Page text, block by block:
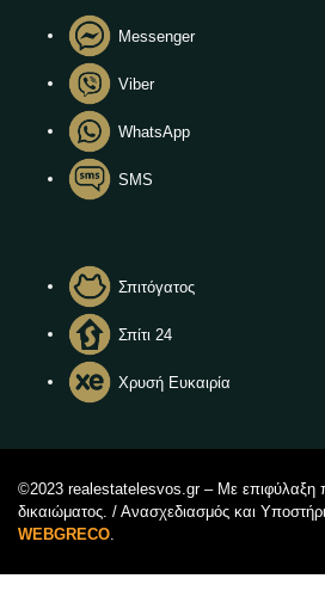
Messenger
Viber
WhatsApp
SMS
Σπιτόγατος
Σπίτι 24
Χρυσή Ευκαιρία
©2023 realestatelesvos.gr – Με επιφύλαξη
δικαιώματος. / Ανασχεδιασμός και
WEBGRECO.